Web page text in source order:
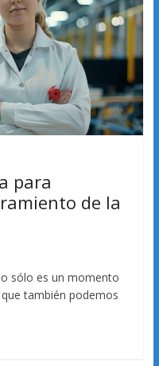
para
de la
sólo es un momento
también podemos